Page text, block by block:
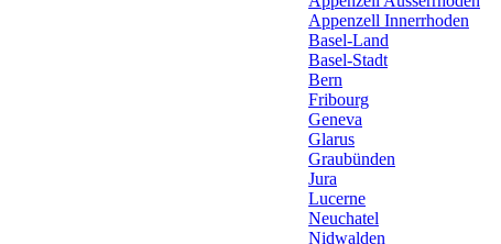
Appenzell Innerrhoden
Basel-Land
Basel-Stadt
Bern
Fribourg
Geneva
Glarus
Graubünden
Jura
Lucerne
Neuchatel
Nidwalden